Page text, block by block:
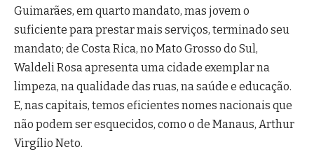
Guimarães, em quarto mandato, mas jovem o
suficiente para prestar mais serviços, terminado seu
mandato; de Costa Rica, no Mato Grosso do Sul,
Waldeli Rosa apresenta uma cidade exemplar na
limpeza, na qualidade das ruas, na saúde e educação.
E, nas capitais, temos eficientes nomes nacionais que
não podem ser esquecidos, como o de Manaus, Arthur
Virgílio Neto.